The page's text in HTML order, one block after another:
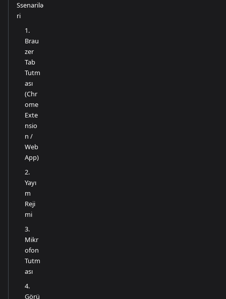
Ssenarilə
ri
1.
Brau
zer
Tab
Tutm
ası
(Chr
ome
Exte
nsio
n /
Web
App)
2.
Yayı
m
Reji
mi
3.
Mikr
ofon
Tutm
ası
4.
Görü